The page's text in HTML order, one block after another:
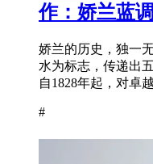
作：娇兰蓝
娇兰的历史，独一
水为标志，传递出
自1828年起，对卓
#